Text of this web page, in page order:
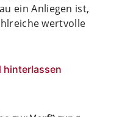
ein Anliegen ist,
wertvolle
hinterlassen